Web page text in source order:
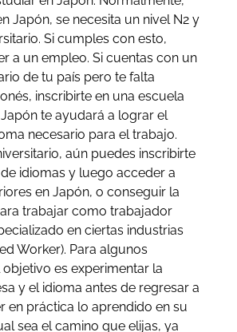
Japón, se necesita un nivel N2 y
Si cumples con esto,
a un empleo. Si cuentas con un
de tu país pero te falta
inscribirte en una escuela
te ayudará a lograr el
necesario para el trabajo.
aún puedes inscribirte
idiomas y luego acceder a
en Japón, o conseguir la
trabajar como trabajador
en ciertas industrias
Worker). Para algunos
es experimentar la
y el idioma antes de regresar a
en práctica lo aprendido en su
sea el camino que elijas, ya